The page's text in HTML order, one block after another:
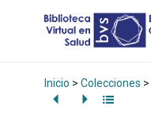
Inicio > Colecciones >